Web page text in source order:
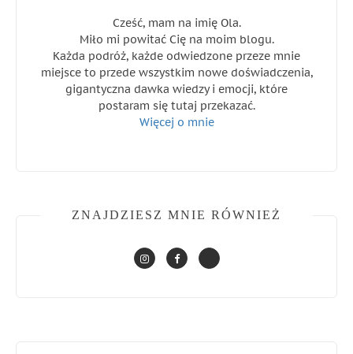
Cześć, mam na imię Ola.
Miło mi powitać Cię na moim blogu.
Każda podróż, każde odwiedzone przeze mnie
miejsce to przede wszystkim nowe doświadczenia,
gigantyczna dawka wiedzy i emocji, które
postaram się tutaj przekazać.
Więcej o mnie
ZNAJDZIESZ MNIE RÓWNIEŻ